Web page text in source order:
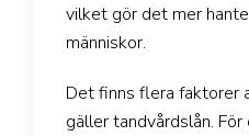
vilket gör det mer
människor.
Det finns flera faktorer
gäller tandvårdslån.